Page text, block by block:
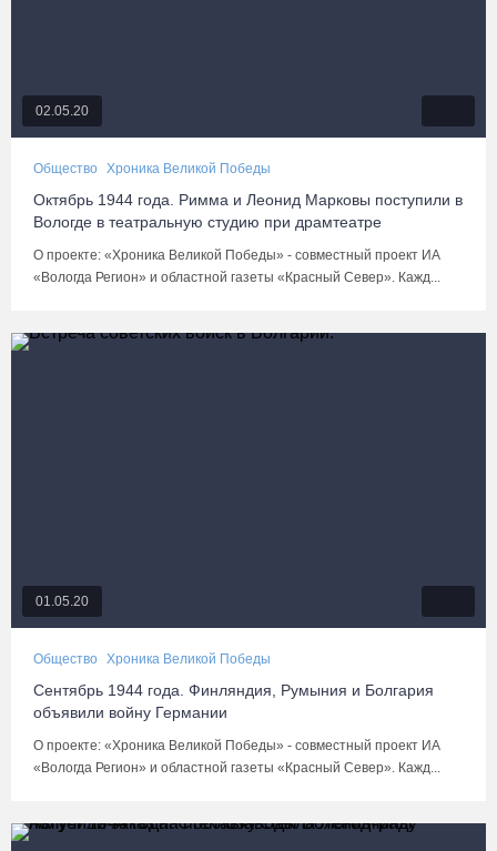
02.05.20
Общество Хроника Великой Победы
Октябрь 1944 года. Римма и Леонид Марковы поступили в
Вологде в театральную студию при драмтеатре
О проекте: «Хроника Великой Победы» - совместный проект ИА
«Вологда Регион» и областной газеты «Красный Север». Кажд...
01.05.20
Общество Хроника Великой Победы
Сентябрь 1944 года. Финляндия, Румыния и Болгария
объявили войну Германии
О проекте: «Хроника Великой Победы» - совместный проект ИА
«Вологда Регион» и областной газеты «Красный Север». Кажд...